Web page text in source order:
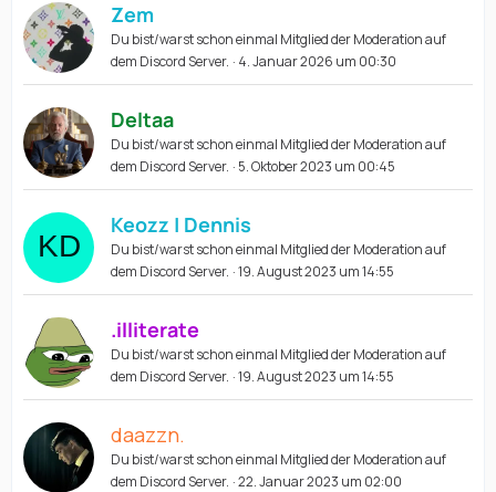
Zem
Du bist/warst schon einmal Mitglied der Moderation auf
dem Discord Server. 4. Januar 2026 um 00:30
Deltaa
Du bist/warst schon einmal Mitglied der Moderation auf
dem Discord Server. 5. Oktober 2023 um 00:45
Keozz | Dennis
Du bist/warst schon einmal Mitglied der Moderation auf
dem Discord Server. 19. August 2023 um 14:55
.illiterate
Du bist/warst schon einmal Mitglied der Moderation auf
dem Discord Server. 19. August 2023 um 14:55
daazzn.
Du bist/warst schon einmal Mitglied der Moderation auf
dem Discord Server. 22. Januar 2023 um 02:00